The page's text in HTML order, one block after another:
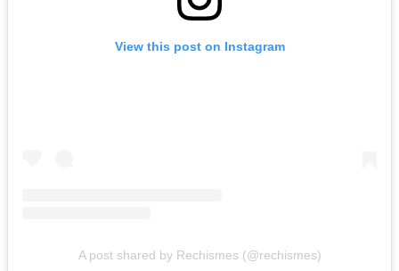
View this post on Instagram
A post shared by Rechismes (@rechismes)